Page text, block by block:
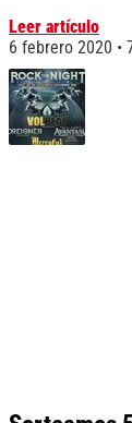
Leer artículo
6 febrero 2020